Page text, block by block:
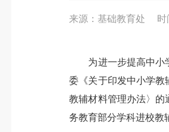
来源：基础教育处 时
为进一步提高中小学
委《关于印发中小学教
教辅材料管理办法〉的
务教育部分学科进校教